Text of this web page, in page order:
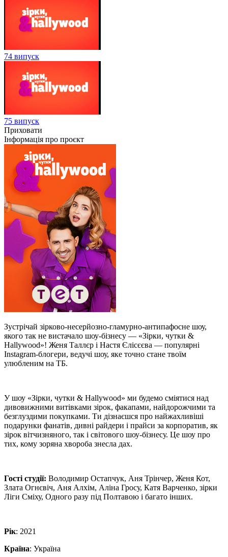
74 випуск
75 випуск
Приховати
Інформація про проєкт
Зустрічай зірково-несерйозно-гламурно-антипафосне шоу,
якого так не вистачало шоу-бізнесу — «Зірки, чутки &
Hallywood»! Женя Таллєр і Настя Єлісєєва — популярні
Instagram-блогери, ведучі шоу, яке точно стане твоїм
улюбленим на ТБ.
У шоу «Зірки, чутки & Hallywood» ми будемо сміятися над
дивовижними витівками зірок, факапами, найдорожчими та
безглуздими покупками. Ти дізнаєшся про найжахливіші
подарунки фанатів, дивні райдери і прайси за корпоратив, як
зірок вітчизняного, так і світового шоу-бізнесу. Це шоу про
тих, кому зоряна хвороба знесла дах.
Гості студії: Володимир Остапчук, Аня Трінчер, Женя Кот,
Злата Огнєвіч, Аня Алхім, Аліна Гросу, Катя Варченко, зірки
Ліги Сміху, Одного разу під Полтавою і багато інших.
Рік: 2021
Країна: Україна